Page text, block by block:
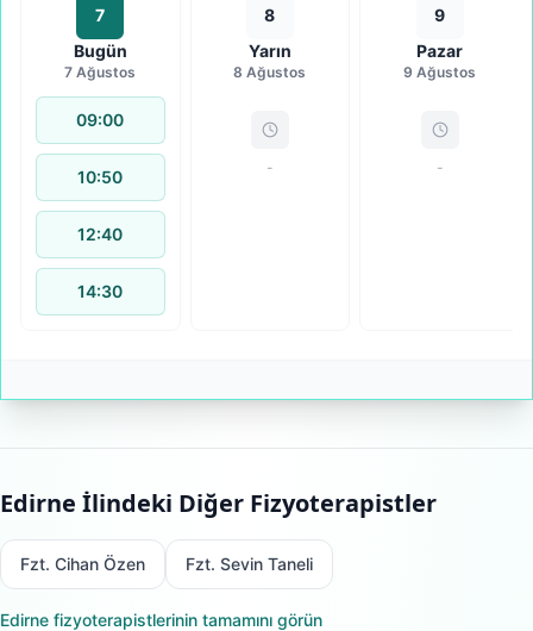
7
Bugün
7 Ağustos
09:00
10:50
12:40
14:30
8
Yarın
8 Ağustos
-
9
Pazar
9 Ağustos
-
Edirne İlindeki Diğer Fizyoterapistler
Fzt. Cihan Özen Fzt. Sevin Taneli
Edirne fizyoterapistlerinin tamamını görün